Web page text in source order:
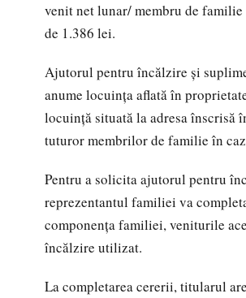
venit net lunar/ membru de
de 1.386 lei.
Ajutorul pentru încălzire și
anume locuința aflată în
locuință situată la adresa înscrisă
tuturor membrilor de familie în
Pentru a solicita ajutorul pentru
reprezentantul familiei va
componența familiei, veniturile
încălzire utilizat.
La completarea cererii, titularul